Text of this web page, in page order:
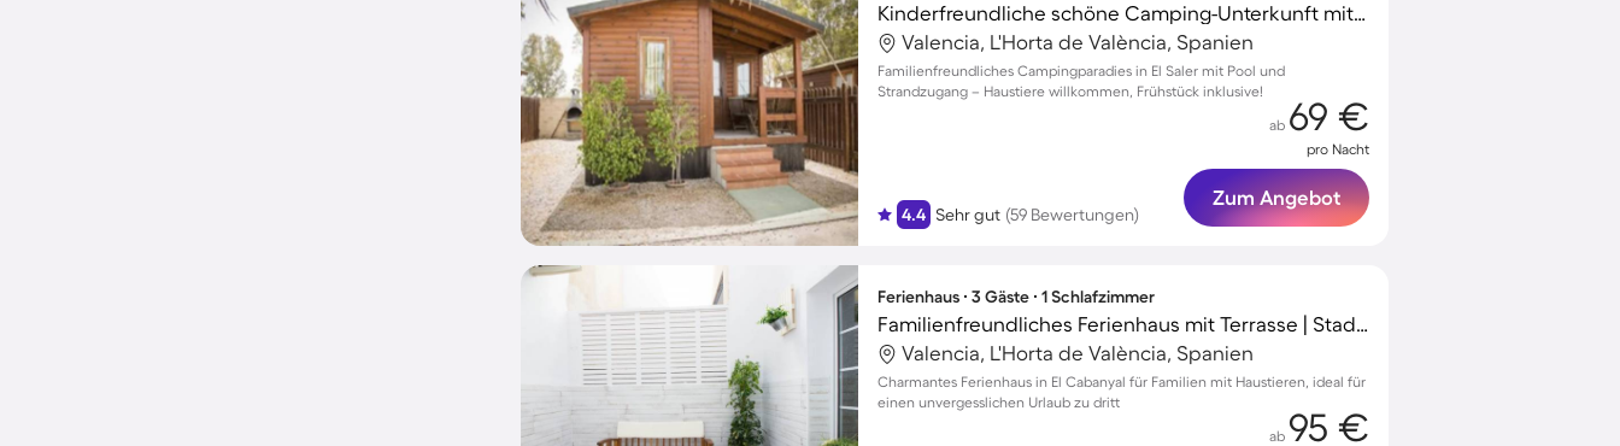
Kinderfreundliche schöne Camping-Unterkunft mit Terrasse, Grill und Pool | Haustierfreundlich
Valencia, L'Horta de València, Spanien
Familienfreundliches Campingparadies in El Saler mit Pool und
Strandzugang – Haustiere willkommen, Frühstück inklusive!
4.4 Sehr gut (59 Bewertungen)
ab 69 €
pro Nacht
Zum Angebot
Ferienhaus ∙ 3 Gäste ∙ 1 Schlafzimmer
Familienfreundliches Ferienhaus mit Terrasse | Stadtblick | Neben dem Strand | Haustiere sind willkommen
Valencia, L'Horta de València, Spanien
Charmantes Ferienhaus in El Cabanyal für Familien mit Haustieren, ideal für
einen unvergesslichen Urlaub zu dritt
ab 95 €